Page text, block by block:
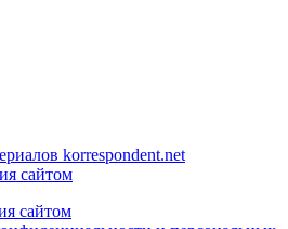
korrespondent.net
сайтом
сайтом